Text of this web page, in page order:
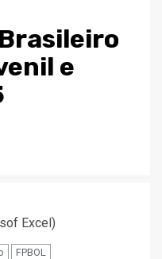
e
Excel)
FPBOL